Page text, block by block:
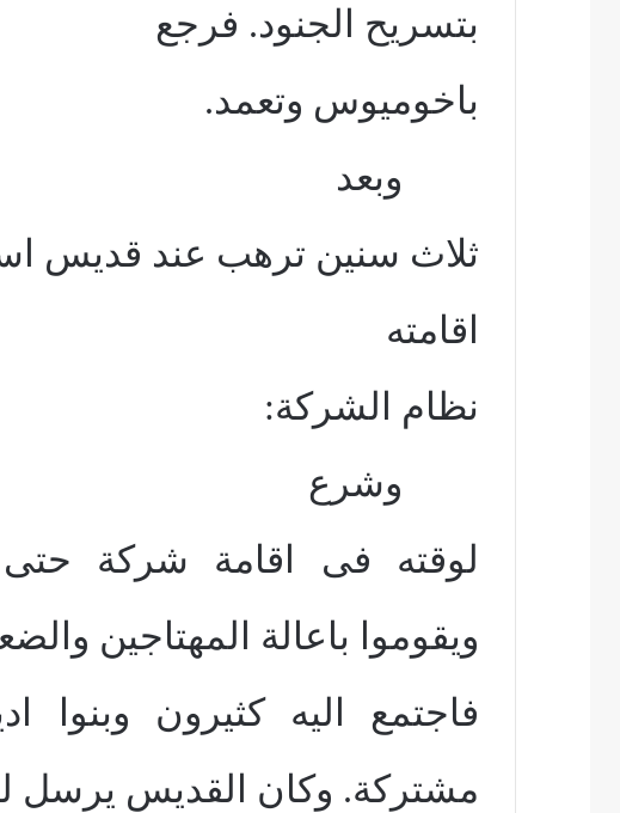
بتسريح الجنود. فرجع
باخوميوس وتعمد.
وبعد
ثلاث سنين ترهب عند قديس
اقامته
نظام الشركة:
وشرع
لوقته فى اقامة شركة
ويقوموا باعالة المهتاجين
فاجتمع اليه كثيرون وبنوا
مشتركة. وكان القديس يرسل